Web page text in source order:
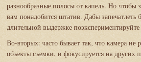
разнообразные полосы от капель. Но
вам понадобится штатив. Дабы
длительной выдержке
Во-вторых: часто бывает так, что камера
объекты съемки, и фокусируется на